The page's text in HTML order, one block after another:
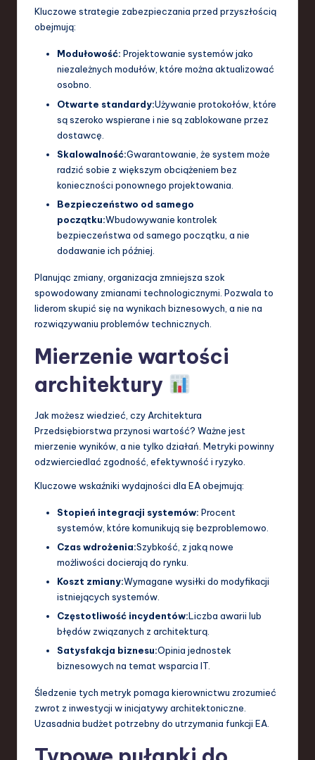
Kluczowe strategie zabezpieczania przed przyszłością
obejmują:
Modułowość: Projektowanie systemów jako
niezależnych modułów, które można aktualizować
osobno.
Otwarte standardy:Używanie protokołów, które
są szeroko wspierane i nie są zablokowane przez
dostawcę.
Skalowalność:Gwarantowanie, że system może
radzić sobie z większym obciążeniem bez
konieczności ponownego projektowania.
Bezpieczeństwo od samego
początku:Wbudowywanie kontrolek
bezpieczeństwa od samego początku, a nie
dodawanie ich później.
Planując zmiany, organizacja zmniejsza szok
spowodowany zmianami technologicznymi. Pozwala to
liderom skupić się na wynikach biznesowych, a nie na
rozwiązywaniu problemów technicznych.
Mierzenie wartości
architektury
Jak możesz wiedzieć, czy Architektura
Przedsiębiorstwa przynosi wartość? Ważne jest
mierzenie wyników, a nie tylko działań. Metryki powinny
odzwierciedlać zgodność, efektywność i ryzyko.
Kluczowe wskaźniki wydajności dla EA obejmują:
Stopień integracji systemów: Procent
systemów, które komunikują się bezproblemowo.
Czas wdrożenia:Szybkość, z jaką nowe
możliwości docierają do rynku.
Koszt zmiany:Wymagane wysiłki do modyfikacji
istniejących systemów.
Częstotliwość incydentów:Liczba awarii lub
błędów związanych z architekturą.
Satysfakcja biznesu:Opinia jednostek
biznesowych na temat wsparcia IT.
Śledzenie tych metryk pomaga kierownictwu zrozumieć
zwrot z inwestycji w inicjatywy architektoniczne.
Uzasadnia budżet potrzebny do utrzymania funkcji EA.